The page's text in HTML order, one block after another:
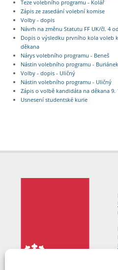
Teze volebního programu - Kolář
Zápis ze zasedání volební komise
Volby - dopis
Návrh na změnu Statutu FF UK/čl. 4
Dopis o výsledku prvního kola voleb
děkana
Nárys volebního programu - Beneš
Nástin volebního programu - Buriánek
Volby - dopis - Uličný
Nástin volebního programu - Uličný
Zápis o volbě kandidáta na děkana 9.
Usnesení studentské kurie